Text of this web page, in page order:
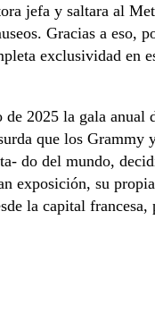
jefa y saltara al
Gracias a eso,
exclusividad en
2025 la gala
que los Grammy
do del mundo,
exposición, su
la capital